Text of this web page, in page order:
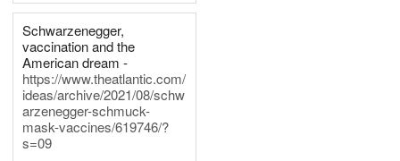
Schwarzenegger,
vaccination and the
American dream -
https://www.theatlantic.com/
ideas/archive/2021/08/schw
arzenegger-schmuck-
mask-vaccines/619746/?
s=09